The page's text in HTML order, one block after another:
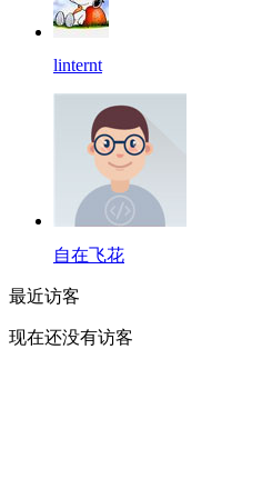
linternt
自在飞花
最近访客
现在还没有访客